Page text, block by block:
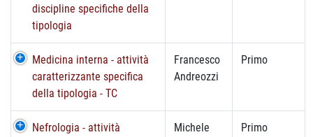
discipline specifiche della
tipologia
Medicina interna - attività
caratterizzante specifica
della tipologia - TC
Francesco
Andreozzi
Primo
Nefrologia - attività
Michele
Primo